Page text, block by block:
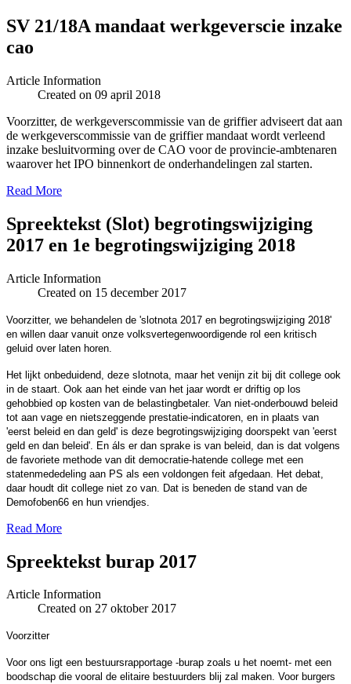
SV 21/18A mandaat werkgeverscie inzake
cao
Article Information
Created on 09 april 2018
Voorzitter, de werkgeverscommissie van de griffier adviseert dat aan
de werkgeverscommissie van de griffier mandaat wordt verleend
inzake besluitvorming over de CAO voor de provincie-ambtenaren
waarover het IPO binnenkort de onderhandelingen zal starten.
Read More
Spreektekst (Slot) begrotingswijziging
2017 en 1e begrotingswijziging 2018
Article Information
Created on 15 december 2017
Voorzitter, we behandelen de 'slotnota 2017 en begrotingswijziging 2018'
en willen daar vanuit onze volksvertegenwoordigende rol een kritisch
geluid over laten horen.
Het lijkt onbeduidend, deze slotnota, maar het venijn zit bij dit college ook
in de staart. Ook aan het einde van het jaar wordt er driftig op los
gehobbied op kosten van de belastingbetaler. Van niet-onderbouwd beleid
tot aan vage en nietszeggende prestatie-indicatoren, en in plaats van
'eerst beleid en dan geld' is deze begrotingswijziging doorspekt van 'eerst
geld en dan beleid'. En áls er dan sprake is van beleid, dan is dat volgens
de favoriete methode van dit democratie-hatende college met een
statenmededeling aan PS als een voldongen feit afgedaan. Het debat,
daar houdt dit college niet zo van. Dat is beneden de stand van de
Demofoben66 en hun vriendjes.
Read More
Spreektekst burap 2017
Article Information
Created on 27 oktober 2017
Voorzitter
Voor ons ligt een bestuursrapportage -burap zoals u het noemt- met een
boodschap die vooral de elitaire bestuurders blij zal maken. Voor burgers